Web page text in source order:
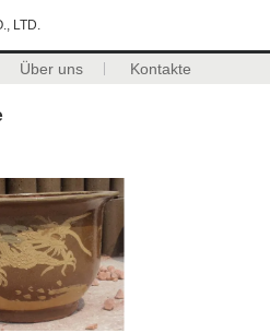
LTD.
Über uns Kontakte